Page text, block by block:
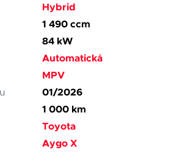
Hybrid
1 490 ccm
84 kW
Automatická
MPV
01/2026
1 000 km
Toyota
Aygo X